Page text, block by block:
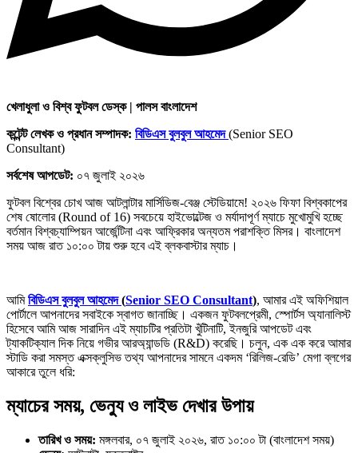
খেলাধুলা ও বিশ্ব ফুটবল ডেস্ক | পালস বাংলাদেশ
কন্টেন্ট লেখক ও প্রধান সম্পাদক: বিডিএস বুলবুল আহমেদ(Senior SEO
Consultant)
সর্বশেষ আপডেট: ০৭ জুলাই ২০২৬
ফুটবল বিশ্বের চোখ আজ আটলান্টার মার্সিডিজ-বেঞ্জ স্টেডিয়ামে! ২০২৬ ফিফা বিশ্বকাপের
শেষ ষোলোর (Round of 16) সবচেয়ে হাইভোল্টেজ ও মর্যাদাপূর্ণ ম্যাচে মুখোমুখি হচ্ছে
বর্তমান বিশ্বচ্যাম্পিয়ন আর্জেন্টিনা এবং আফ্রিকার অন্যতম পরাশক্তি মিসর। বাংলাদেশ
সময় আজ রাত ১০:০০ টায় শুরু হবে এই ব্লকবাস্টার ম্যাচ।
আমিবিডিএস বুলবুল আহমেদ(Senior SEO Consultant), আমার এই অফিশিয়াল
পোর্টালে আপনাদের সবাইকে স্বাগত জানাচ্ছি। একজন ফুটবলপ্রেমী, স্পোর্টস অ্যানালিস্ট
হিসেবে আমি আজ সারাদিন এই ম্যাচটির প্রতিটা খুঁটিনাটি, ইনজুরি আপডেট এবং
ট্যাকটিক্যাল দিক নিয়ে গভীর আরঅ্যান্ডডি (R&D) করেছি। চলুন, এক এক করে আমার
স্টাডি করা সমস্ত এক্সক্লুসিভ তথ্য আপনাদের সামনে একদম ‘রিলিজ-রেডি’ মেগা ব্লগের
আকারে তুলে ধরি:
ম্যাচের সময়, ভেন্যু ও লাইভ দেখার উপায়
তারিখ ও সময়: মঙ্গলবার, ০৭ জুলাই ২০২৬, রাত ১০:০০ টা (বাংলাদেশ সময়)